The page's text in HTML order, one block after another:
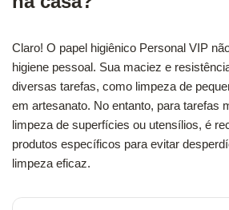
Claro! O papel higiênico Personal VIP
higiene pessoal. Sua maciez e
diversas tarefas, como limpeza de
em artesanato. No entanto, para tarefas
limpeza de superfícies ou utensílios, é
produtos específicos para evitar
limpeza eficaz.